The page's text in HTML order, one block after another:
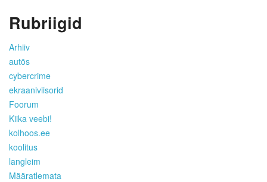
Rubriigid
Arhiiv
autõs
cybercrime
ekraaniviisorid
Foorum
Kiika veebi!
kolhoos.ee
koolitus
langleim
Määratlemata